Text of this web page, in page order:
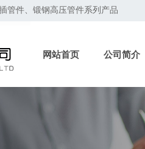
管件、锻钢高压管件系列产品
网站首页 公司简介